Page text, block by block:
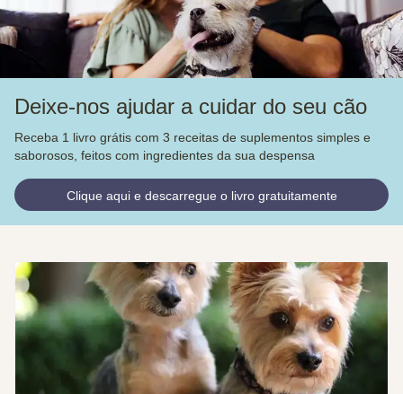
Deixe-nos ajudar a cuidar do seu cão
Receba 1 livro grátis com 3 receitas de suplementos simples e
saborosos, feitos com ingredientes da sua despensa
Clique aqui e descarregue o livro gratuitamente